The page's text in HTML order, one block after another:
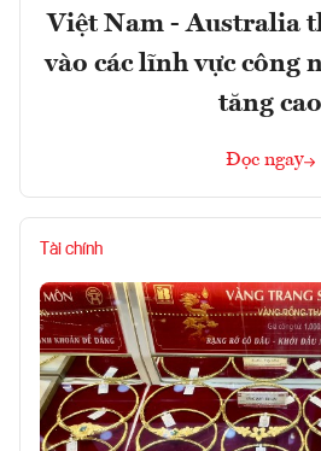
Việt Nam - Australia
vào các lĩnh vực công
tăng cao
Đọc ngay
Tài chính